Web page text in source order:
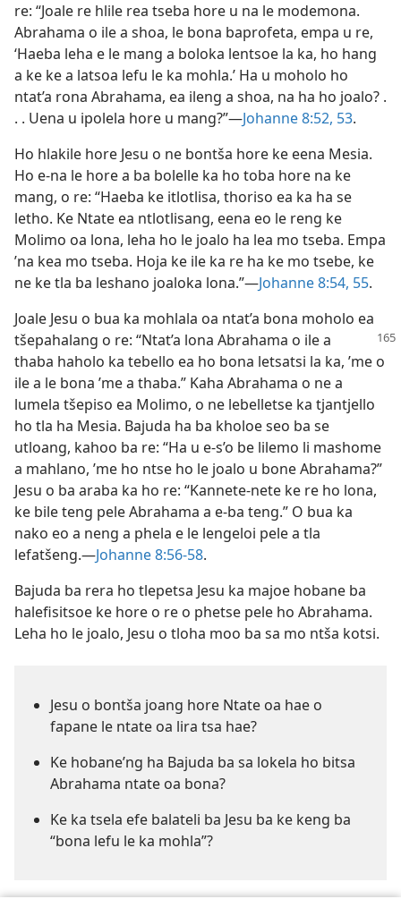
re: “Joale re hlile rea tseba hore u na le modemona.
Abrahama o ile a shoa, le bona baprofeta, empa u re,
‘Haeba leha e le mang a boloka lentsoe la ka, ho hang
a ke ke a latsoa lefu le ka mohla.’ Ha u moholo ho
ntat’a rona Abrahama, ea ileng a shoa, na ha ho joalo? .
. . Uena u ipolela hore u mang?”—Johanne 8:52, 53.
Ho hlakile hore Jesu o ne bontša hore ke eena Mesia.
Ho e-na le hore a ba bolelle ka ho toba hore na ke
mang, o re: “Haeba ke itlotlisa, thoriso ea ka ha se
letho. Ke Ntate ea ntlotlisang, eena eo le reng ke
Molimo oa lona, leha ho le joalo ha lea mo tseba. Empa
’na kea mo tseba. Hoja ke ile ka re ha ke mo tsebe, ke
ne ke tla ba leshano joaloka lona.”—Johanne 8:54, 55.
Joale Jesu o bua ka mohlala oa ntat’a bona moholo ea
tšepahalang o re: “Ntat’a lona Abrahama o ile a
thaba haholo ka tebello ea ho bona letsatsi la ka, ’me o
ile a le bona ’me a thaba.” Kaha Abrahama o ne a
lumela tšepiso ea Molimo, o ne lebelletse ka tjantjello
ho tla ha Mesia. Bajuda ha ba kholoe seo ba se
utloang, kahoo ba re: “Ha u e-s’o be lilemo li mashome
a mahlano, ’me ho ntse ho le joalo u bone Abrahama?”
Jesu o ba araba ka ho re: “Kannete-nete ke re ho lona,
ke bile teng pele Abrahama a e-ba teng.” O bua ka
nako eo a neng a phela e le lengeloi pele a tla
lefatšeng.—Johanne 8:56-58.
Bajuda ba rera ho tlepetsa Jesu ka majoe hobane ba
halefisitsoe ke hore o re o phetse pele ho Abrahama.
Leha ho le joalo, Jesu o tloha moo ba sa mo ntša kotsi.
Jesu o bontša joang hore Ntate oa hae o
fapane le ntate oa lira tsa hae?
Ke hobane’ng ha Bajuda ba sa lokela ho bitsa
Abrahama ntate oa bona?
Ke ka tsela efe balateli ba Jesu ba ke keng ba
“bona lefu le ka mohla”?